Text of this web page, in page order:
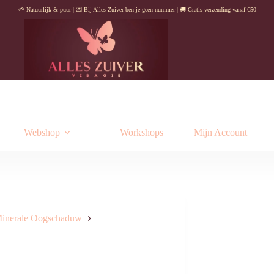
🌱 Natuurlijk & puur | 💌 Bij Alles Zuiver ben je geen nummer | 🚚 Gratis verzending vanaf €50
Webshop Workshops Mijn Account
Oogschaduw